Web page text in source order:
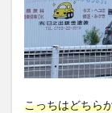
こっちはどちら